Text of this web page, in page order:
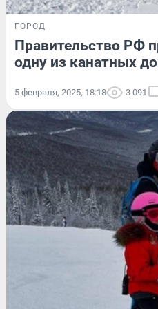
ГОРОД
Правительство РФ
одну из канатных
5 февраля, 2025, 18:18 3 091